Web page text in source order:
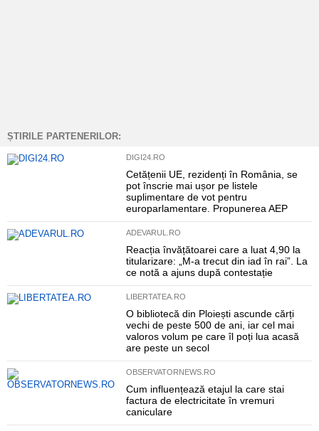
ȘTIRILE PARTENERILOR:
DIGI24.RO
Cetățenii UE, rezidenți în România, se
pot înscrie mai ușor pe listele
suplimentare de vot pentru
europarlamentare. Propunerea AEP
ADEVARUL.RO
Reacția învățătoarei care a luat 4,90 la
titularizare: „M-a trecut din iad în rai”. La
ce notă a ajuns după contestație
LIBERTATEA.RO
O bibliotecă din Ploiești ascunde cărți
vechi de peste 500 de ani, iar cel mai
valoros volum pe care îl poți lua acasă
are peste un secol
OBSERVATORNEWS.RO
Cum influențează etajul la care stai
factura de electricitate în vremuri
caniculare